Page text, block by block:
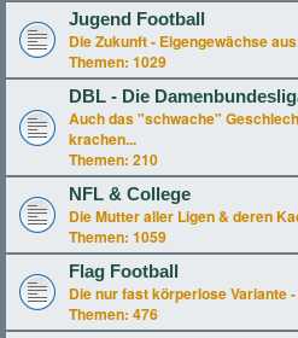
Jugend Football
Die Zukunft - Eigengewächse
Themen: 1029
DBL - Die
Auch das "schwache"
krachen...
Themen: 210
NFL & College
Die Mutter aller Ligen & deren
Themen: 1059
Flag Football
Die nur fast körperlose Variante
Themen: 476